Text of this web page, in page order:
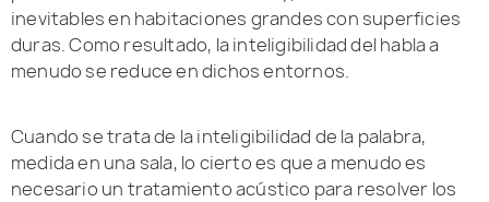
inevitables en habitaciones grandes con superficies
duras. Como resultado, la inteligibilidad del habla a
menudo se reduce en dichos entornos.
Cuando se trata de la inteligibilidad de la palabra,
medida en una sala, lo cierto es que a menudo es
necesario un tratamiento acústico para resolver los